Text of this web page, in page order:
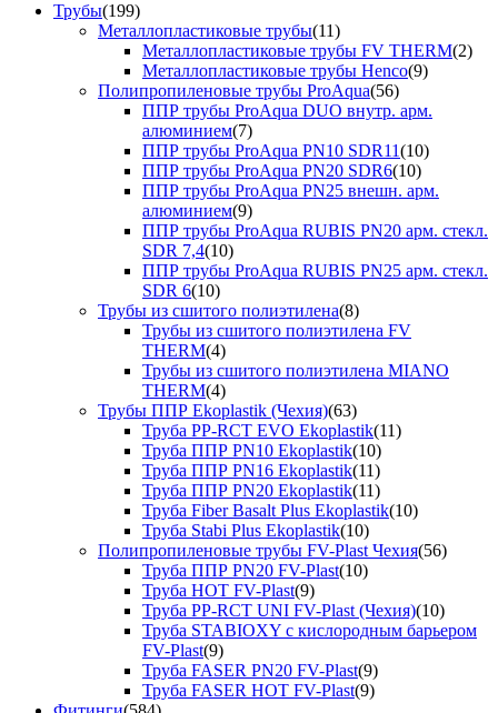
Трубы(199)
Металлопластиковые трубы(11)
Металлопластиковые трубы FV THERM(2)
Металлопластиковые трубы Henco(9)
Полипропиленовые трубы ProAqua(56)
ППР трубы ProAqua DUO внутр. арм.
алюминием(7)
ППР трубы ProAqua PN10 SDR11(10)
ППР трубы ProAqua PN20 SDR6(10)
ППР трубы ProAqua PN25 внешн. арм.
алюминием(9)
ППР трубы ProAqua RUBIS PN20 арм. стекл.
SDR 7,4(10)
ППР трубы ProAqua RUBIS PN25 арм. стекл.
SDR 6(10)
Трубы из сшитого полиэтилена(8)
Трубы из сшитого полиэтилена FV
THERM(4)
Трубы из сшитого полиэтилена MIANO
THERM(4)
Трубы ППР Ekoplastik (Чехия)(63)
Труба PP-RCT EVO Ekoplastik(11)
Труба ППР PN10 Ekoplastik(10)
Труба ППР PN16 Ekoplastik(11)
Труба ППР PN20 Ekoplastik(11)
Труба Fiber Basalt Plus Ekoplastik(10)
Труба Stabi Plus Ekoplastik(10)
Полипропиленовые трубы FV-Plast Чехия(56)
Труба ППР PN20 FV-Plast(10)
Труба HOT FV-Plast(9)
Труба PP-RCT UNI FV-Plast (Чехия)(10)
Труба STABIOXY с кислородным барьером
FV-Plast(9)
Труба FASER PN20 FV-Plast(9)
Труба FASER HOT FV-Plast(9)